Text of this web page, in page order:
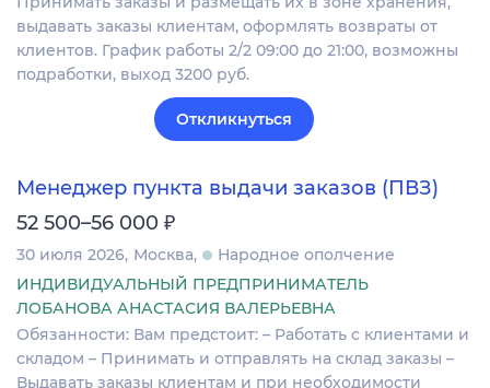
выдавать заказы клиентам, оформлять возвраты от
клиентов. График работы 2/2 09:00 до 21:00, возможны
подработки, выход 3200 руб.
Откликнуться
Менеджер пункта выдачи заказов (ПВЗ)
52 500–56 000 ₽
30 июля 2026 Москва
Народное ополчение
ИНДИВИДУАЛЬНЫЙ ПРЕДПРИНИМАТЕЛЬ
ЛОБАНОВА АНАСТАСИЯ ВАЛЕРЬЕВНА
Обязанности: Вам предстоит: – Работать с клиентами и
складом – Принимать и отправлять на склад заказы –
Выдавать заказы клиентам и при необходимости